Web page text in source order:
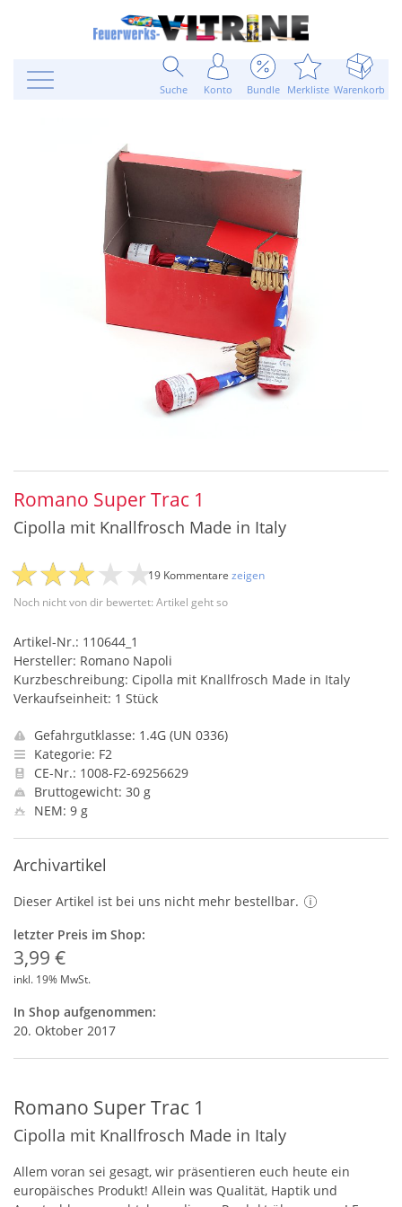
Suche Konto Bundle Merkliste Warenkorb
Romano Super Trac 1
Cipolla mit Knallfrosch Made in Italy
Noch nicht von dir bewertet: Artikel geht so
19 Kommentare zeigen
Artikel-Nr.: 110644_1
Hersteller: Romano Napoli
Kurzbeschreibung: Cipolla mit Knallfrosch Made in Italy
Verkaufseinheit: 1 Stück
Gefahrgutklasse: 1.4G (UN 0336)
Kategorie: F2
CE-Nr.: 1008-F2-69256629
Bruttogewicht: 30 g
NEM: 9 g
Archivartikel
Dieser Artikel ist bei uns nicht mehr bestellbar.
letzter Preis im Shop:
3,99 €
inkl. 19% MwSt.
In Shop aufgenommen:
20. Oktober 2017
Romano Super Trac 1
Cipolla mit Knallfrosch Made in Italy
Allem voran sei gesagt, wir präsentieren euch heute ein
europäisches Produkt! Allein was Qualität, Haptik und